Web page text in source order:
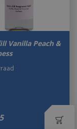
Vanilla Peach &